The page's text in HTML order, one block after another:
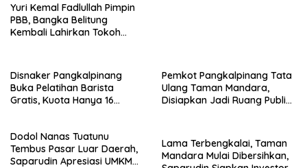
Yuri Kemal Fadlullah Pimpin
PBB, Bangka Belitung
Kembali Lahirkan Tokoh
Disnaker Pangkalpinang
Buka Pelatihan Barista
Gratis, Kuota Hanya 16
Pemkot Pangkalpinang Tata
Ulang Taman Mandara,
Disiapkan Jadi Ruang Publik
Dodol Nanas Tuatunu
Tembus Pasar Luar Daerah,
Saparudin Apresiasi UMKM
Lama Terbengkalai, Taman
Mandara Mulai Dibersihkan,